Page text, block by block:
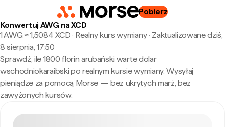
Pobierz
Konwertuj AWG na XCD
1 AWG ≈ 1,5084 XCD · Realny kurs wymiany· Zaktualizowane dziś,
8 sierpnia, 17:50
Sprawdź, ile 1800 florin arubański warte dolar
wschodniokaraibski po realnym kursie wymiany. Wysyłaj
pieniądze za pomocą Morse — bez ukrytych marż, bez
zawyżonych kursów.